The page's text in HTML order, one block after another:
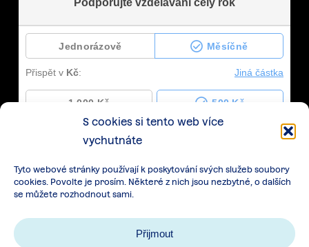
S cookies si tento web více
vychutnáte
Tyto webové stránky používají k poskytování svých služeb soubory
cookies. Povolte je prosím. Některé z nich jsou nezbytné, o dalších
se můžete rozhodnout sami.
Přijmout